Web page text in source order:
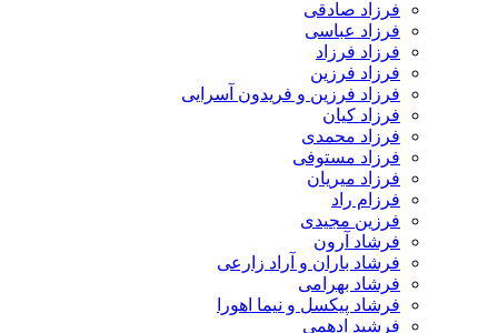
فرزاد صادقی
فرزاد عباسی
فرزاد فرزاد
فرزاد فرزین
فرزاد فرزین و فریدون آسرایی
فرزاد کیان
فرزاد محمدی
فرزاد مستوفی
فرزاد میریان
فرزام راد
فرزین مجیدی
فرشاد آرون
فرشاد باران و آراد زارعی
فرشاد بهرامی
فرشاد پیکسل و نیما اهورا
فرشید ادهمی